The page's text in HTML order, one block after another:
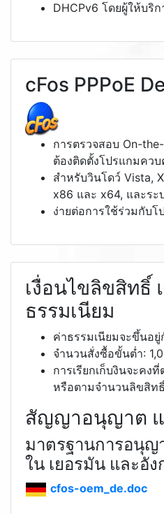
DHCPv6 โดยผู้ให้บริก
cFos PPPoE
การตรวจสอบ On-
ต้องติดตั้งโปรแกมคว
สำหรับวินโดว์ Vista,
x86 และ x64, และระ
ง่ายต่อการใช้ร่วมกับ
เงื่อนไขลิขสิทธิ์
ธรรมเนียม
ค่าธรรมเนียมจะขึ้นอ
จำนวนสั่งซื้อขั้นต่ำ:
การเรียกเก็บงินจะคง
หรือตามจำนวนลิขสิท
สัญญาอนุญาต แ
มาตรฐานการอนุญ
ใน เยอรมัน และอั
cfos-oem_de.doc